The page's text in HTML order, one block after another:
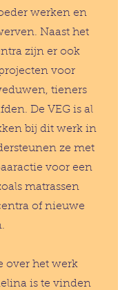
werken en
Naast het
zijn er ook
voor
tieners
De VEG is al
bij dit werk in
ze met
voor een
matrassen
of nieuwe
over het werk
is te vinden